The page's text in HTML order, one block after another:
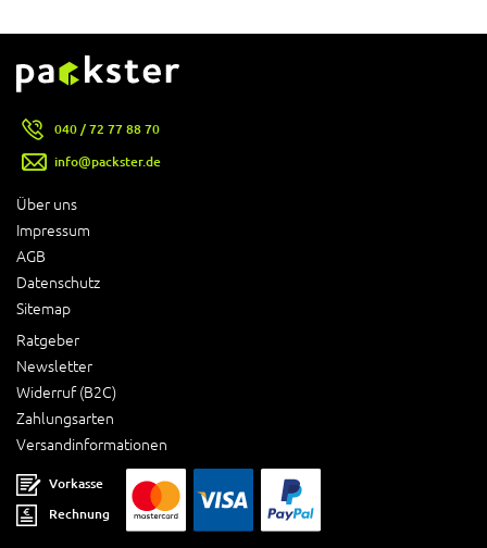
Über uns
Impressum
AGB
Datenschutz
Sitemap
Ratgeber
Newsletter
Widerruf (B2C)
Zahlungsarten
Versandinformationen
040 / 72 77 88 70
info@packster.de
Vorkasse
Rechnung